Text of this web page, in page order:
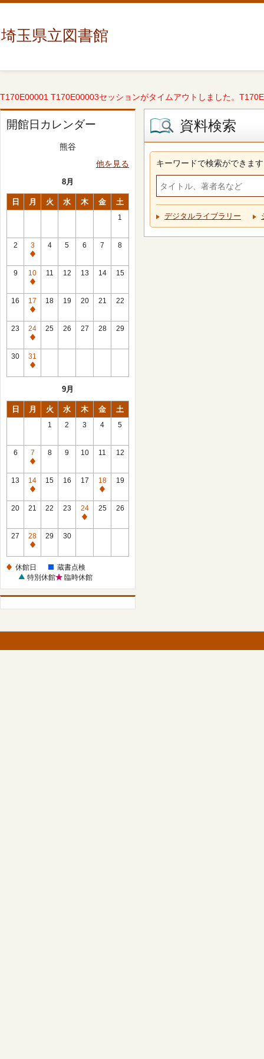
埼玉県立図書館
T170E00001 T170E00003セッションがタイムアウトしました。
開館日カレンダー
熊谷
他を見る
8月
日 月 火 水 木 金 土
1
2
3
休
館
日
4 5 6 7 8
9
10
休
館
日
11 12 13 14 15
16
17
休
館
日
18 19 20 21 22
23
24
休
館
日
25 26 27 28 29
30
31
休
9月
日 月 火 水 木 金 土
1 2 3 4 5
6
7
休
館
日
8 9 10 11 12
13
14
休
館
15 16 17
18
休
館
19
20 21 22 23
24
休
25 26
27
28
休
日
29 30
休館日
蔵書点検
特別休館
臨時休館
資料検索
キーワードで検索ができます
デジタルライブラリー